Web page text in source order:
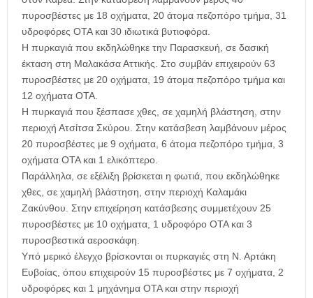
πυροσβέστες με 18 οχήματα, 20 άτομα πεζοπόρο τμήμα, 31
υδροφόρες ΟΤΑ και 30 ιδιωτικά βυτιοφόρα.
Η πυρκαγιά που εκδηλώθηκε την Παρασκευή, σε δασική
έκταση στη Μαλακάσα Αττικής. Στο συμβάν επιχειρούν 63
πυροσβέστες με 20 οχήματα, 19 άτομα πεζοπόρο τμήμα και
12 οχήματα ΟΤΑ.
Η πυρκαγιά που ξέσπασε χθες, σε χαμηλή βλάστηση, στην
περιοχή Ατσίτσα Σκύρου. Στην κατάσβεση λαμβάνουν μέρος
20 πυροσβέστες με 9 οχήματα, 6 άτομα πεζοπόρο τμήμα, 3
οχήματα ΟΤΑ και 1 ελικόπτερο.
Παράλληλα, σε εξέλιξη βρίσκεται η φωτιά, που εκδηλώθηκε
χθες, σε χαμηλή βλάστηση, στην περιοχή Καλαμάκι
Ζακύνθου. Στην επιχείρηση κατάσβεσης συμμετέχουν 25
πυροσβέστες με 10 οχήματα, 1 υδροφόρο ΟΤΑ και 3
πυροσβεστικά αεροσκάφη.
Υπό μερικό έλεγχο βρίσκονται οι πυρκαγιές στη Ν. Αρτάκη
Ευβοίας, όπου επιχειρούν 15 πυροσβέστες με 7 οχήματα, 2
υδροφόρες και 1 μηχάνημα ΟΤΑ και στην περιοχή